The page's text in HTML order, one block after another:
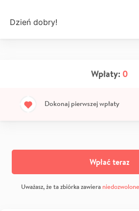
Dzień dobry!
Wpłaty: 0
Dokonaj pierwszej wpłaty
Wpłać teraz
Uważasz, że ta zbiórka zawiera